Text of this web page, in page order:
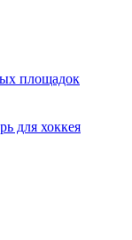
площадок
для хоккея